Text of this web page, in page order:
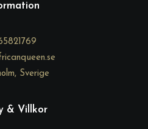
Sverige
& Villkor